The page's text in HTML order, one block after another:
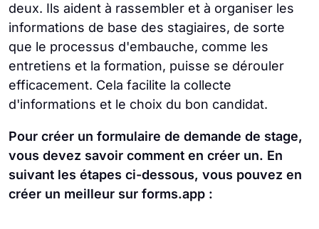
deux. Ils aident à rassembler et à organiser les
informations de base des stagiaires, de sorte
que le processus d'embauche, comme les
entretiens et la formation, puisse se dérouler
efficacement. Cela facilite la collecte
d'informations et le choix du bon candidat.
Pour créer un formulaire de demande de stage,
vous devez savoir comment en créer un. En
suivant les étapes ci-dessous, vous pouvez en
créer un meilleur sur forms.app :